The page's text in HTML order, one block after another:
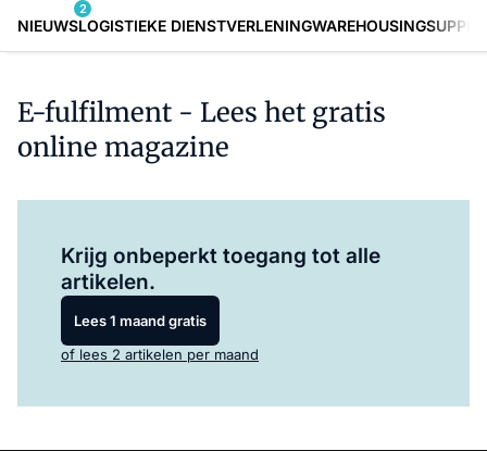
NIEUWS
2
LOGISTIEKE DIENSTVERLENINGWAREHOUSING
E-fulfilment - Lees het gratis
online magazine
Krijg onbeperkt toegang tot alle
artikelen.
Lees 1 maand gratis
of lees 2 artikelen per maand